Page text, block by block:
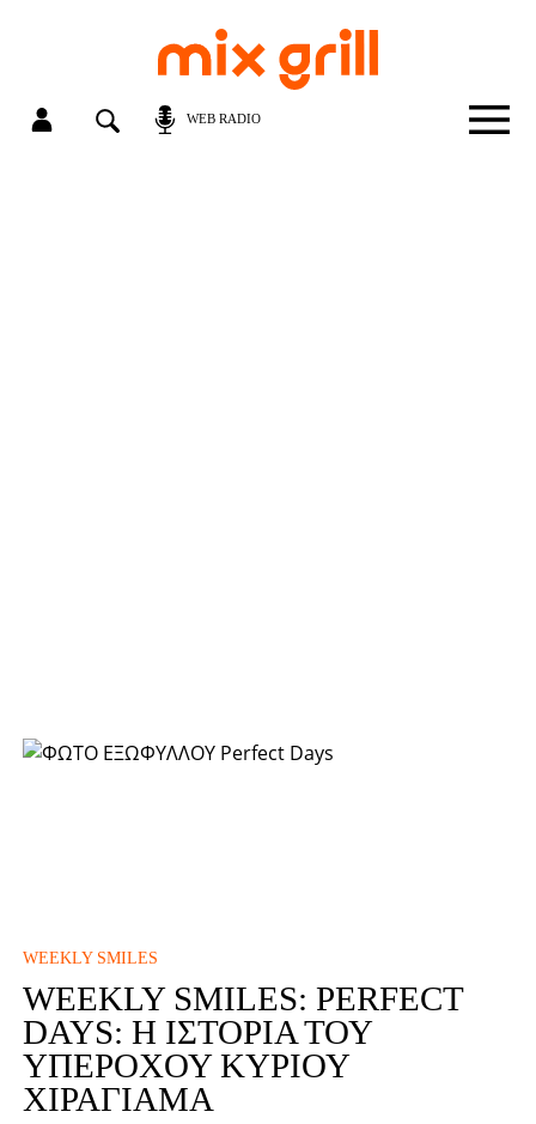
WEB RADIO
WEEKLY SMILES
WEEKLY SMILES: PERFECT
DAYS: Η ΙΣΤΟΡΊΑ ΤΟΥ
ΥΠΈΡΟΧΟΥ ΚΎΡΙΟΥ
ΧΙΡΑΓΙΆΜΑ